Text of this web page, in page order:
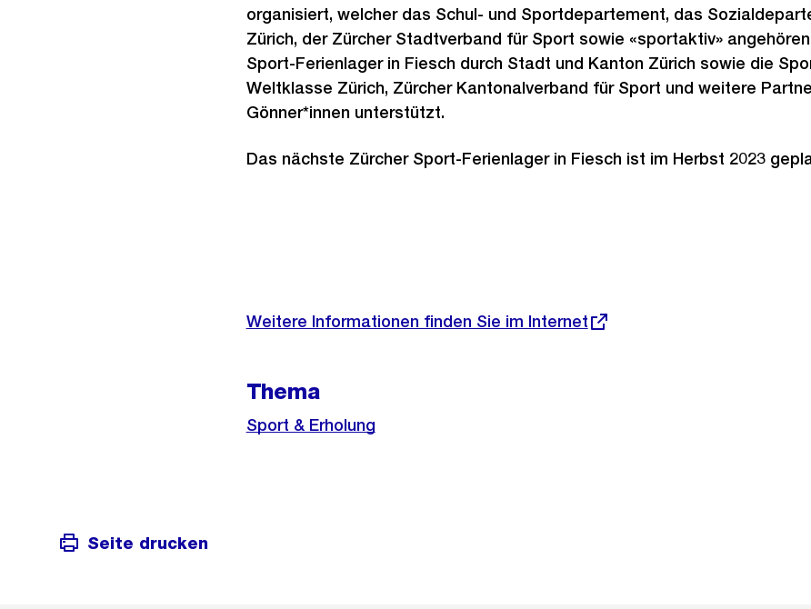
organisiert, welcher das Schul- und Sportdepartement, das
Zürich, der Zürcher Stadtverband für Sport sowie «sportaktiv»
Sport-Ferienlager in Fiesch durch Stadt und Kanton Zürich sowie die
Weltklasse Zürich, Zürcher Kantonalverband für Sport und weitere
Gönner*innen unterstützt.
Das nächste Zürcher Sport-Ferienlager in Fiesch ist im Herbst 2023
Externer
Link:
Weitere Informationen finden Sie im Internet
Thema
Sport & Erholung
Seite drucken